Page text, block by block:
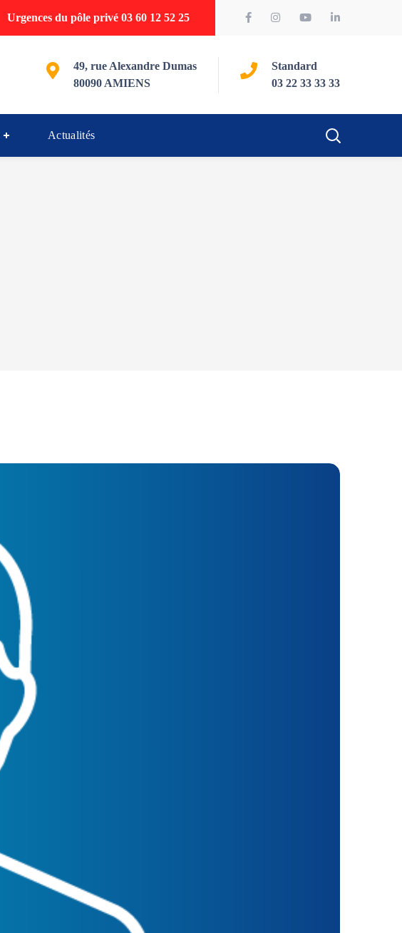
Urgences du pôle privé 03 60 12 52 25
49, rue Alexandre Dumas
80090 AMIENS
Standard
03 22 33 33 33
Actualités